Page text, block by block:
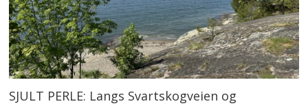
SJULT PERLE: Langs Svartskogveien og